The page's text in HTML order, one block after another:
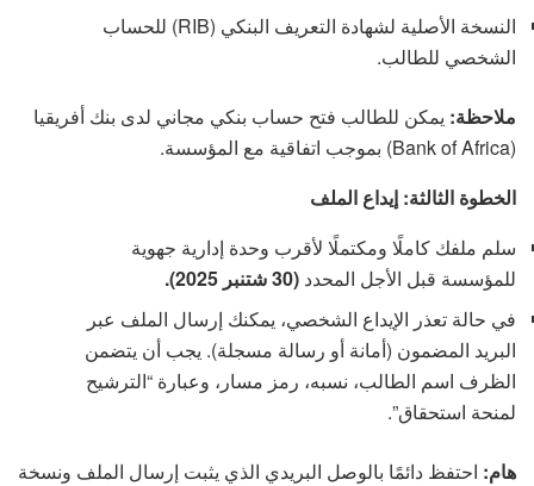
النسخة الأصلية لشهادة التعريف البنكي (RIB) للحساب
الشخصي للطالب.
ملاحظة: يمكن للطالب فتح حساب بنكي مجاني لدى بنك أفريقيا
(Bank of Africa) بموجب اتفاقية مع المؤسسة.
الخطوة الثالثة: إيداع الملف
سلم ملفك كاملًا ومكتملًا لأقرب وحدة إدارية جهوية
للمؤسسة قبل الأجل المحدد (30 شتنبر 2025).
في حالة تعذر الإيداع الشخصي، يمكنك إرسال الملف عبر
البريد المضمون (أمانة أو رسالة مسجلة). يجب أن يتضمن
الظرف اسم الطالب، نسبه، رمز مسار، وعبارة “الترشيح
لمنحة استحقاق”.
هام: احتفظ دائمًا بالوصل البريدي الذي يثبت إرسال الملف ونسخة